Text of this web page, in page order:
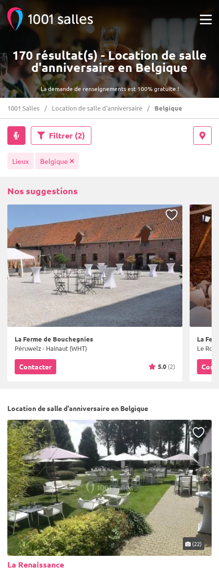
La demande de renseignements est 100% gratuite !
170 résultat(s) - Location de salle
d'anniversaire en Belgique
1001 Salles Location de salle d'anniversaire Belgique
Filtrer (2)
Lieux Belgique
Nos suggestions
La Ferme de Bouchegnies
Péruwelz - Hainaut (WHT)
Contacter 5.0 (2)
La
Le
Location de salle d'anniversaire en Belgique
(22)
La Renaissance